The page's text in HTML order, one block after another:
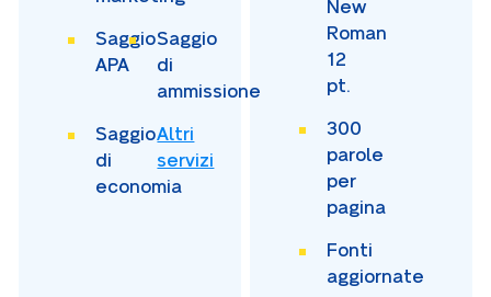
Saggio
APA
Saggio
di
ammissione
Saggio
di
economia
Altri
servizi
New
Roman
12
pt.
300
parole
per
pagina
Fonti
aggiornate